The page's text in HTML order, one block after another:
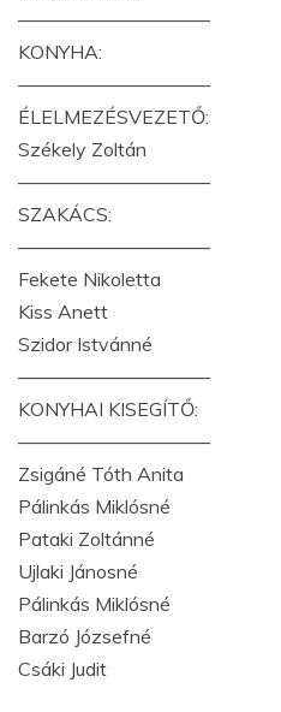
——————————
KONYHA:
——————————
ÉLELMEZÉSVEZETŐ:
Székely Zoltán
——————————
SZAKÁCS:
——————————
Fekete Nikoletta
Kiss Anett
Szidor Istvánné
——————————
KONYHAI KISEGÍTŐ:
——————————
Zsigáné Tóth Anita
Pálinkás Miklósné
Pataki Zoltánné
Ujlaki Jánosné
Pálinkás Miklósné
Barzó Józsefné
Csáki Judit